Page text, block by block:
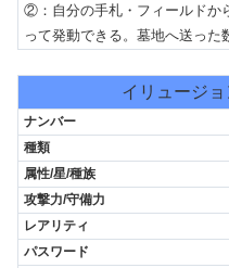
②：自分の手札・フィールドか
って発動できる。墓地へ送った
イリュージ